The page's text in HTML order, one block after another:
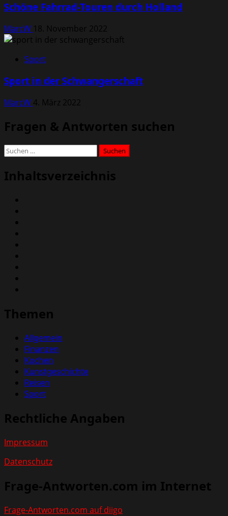
Schöne Fahrrad-Touren durch Holland
MarcW 18. November 2022
Sport
Sport in der Schwangerschaft
MarcW 4. März 2022
Fragen & Antworten suchen
Suchen
Inhaltsverzeichnis
Themen
Allgemein
Finanzen
Kochen
Kunstgeschichte
Reisen
Sport
Rechtliche Angaben
Impressum
Datenschutz
Frage-Antworten.com im Internet
Frage-Antworten.com auf diigo